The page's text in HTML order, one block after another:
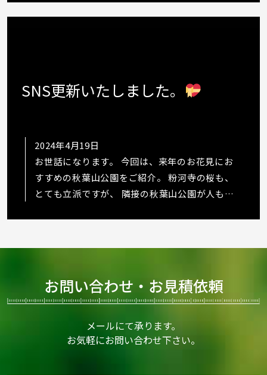
SNS更新いたしました。
2024年4月19日
お世話になります。 今回は、来年のお花見にお
すすめの秋葉山公園をご紹介。 粉河寺の桜も、
とても立派ですが、 隣接の秋葉山公園が人も少
お問い合わせ・お見積依頼
メールにて承ります。
お気軽にお問い合わせ下さい。